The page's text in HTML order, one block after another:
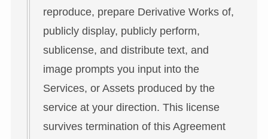
reproduce, prepare Derivative Works of,
publicly display, publicly perform,
sublicense, and distribute text, and
image prompts you input into the
Services, or Assets produced by the
service at your direction. This license
survives termination of this Agreement